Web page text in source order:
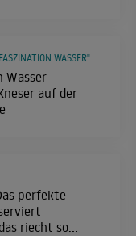
Wasser –
auf der
WASSER"
perfekte
riecht so